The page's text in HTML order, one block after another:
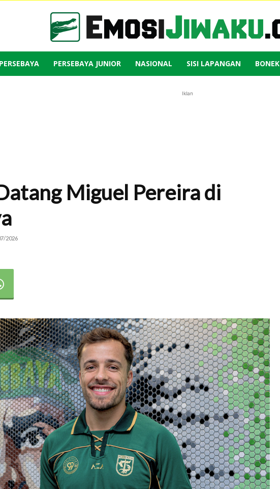
Emosi
PERSEBAYA PERSEBAYA JUNIOR NASIONAL SISI LAPANGAN BONEK
Iklan
Miguel Pereira di
2026